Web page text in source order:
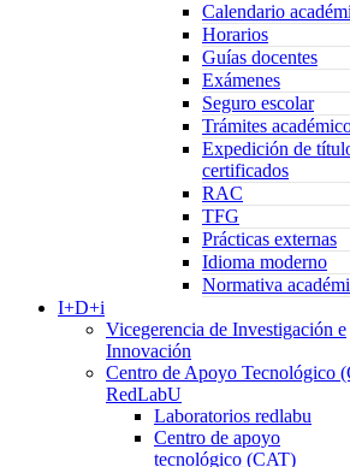
Calendario
Horarios
Guías docentes
Exámenes
Seguro escolar
Trámites
Expedición de
certificados
RAC
TFG
Prácticas externas
Idioma moderno
Normativa
I+D+i
Vicegerencia de Investigación e
Innovación
Centro de Apoyo Tecnológico
RedLabU
Laboratorios redlabu
Centro de apoyo
tecnológico (CAT)